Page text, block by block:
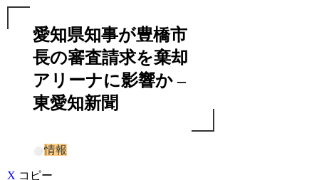
愛知県知事が豊橋市
長の審査請求を棄却
アリーナに影響か –
東愛知新聞
情報
X コピー